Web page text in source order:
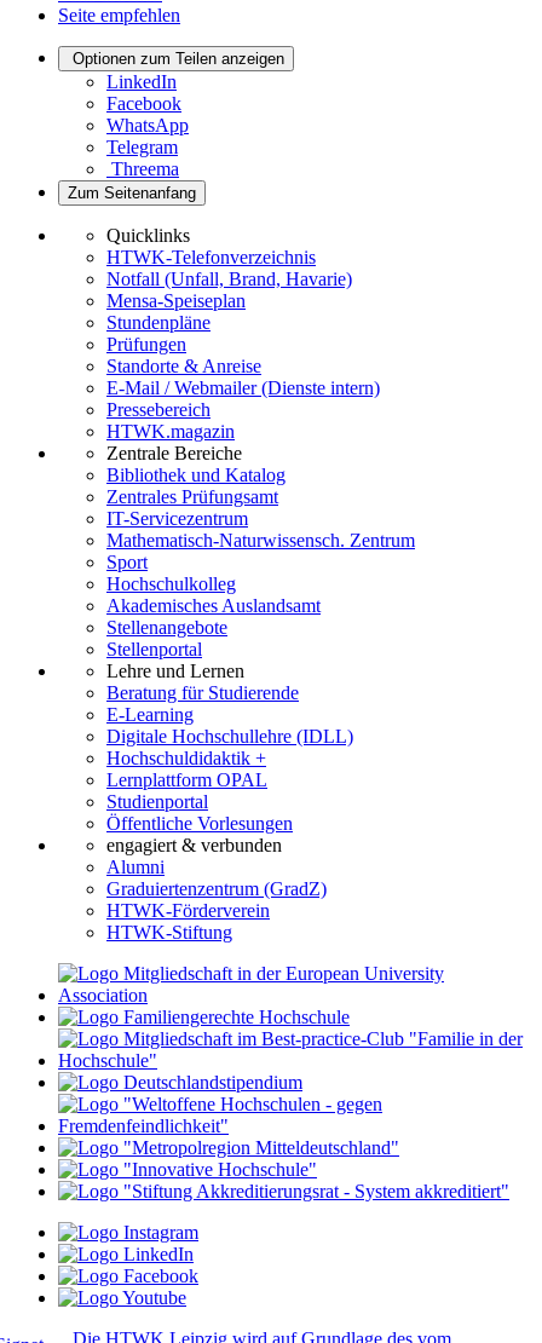
Seite empfehlen
Optionen zum Teilen anzeigen
LinkedIn
Facebook
WhatsApp
Telegram
Threema
Zum Seitenanfang
Quicklinks
HTWK-Telefonverzeichnis
Notfall (Unfall, Brand, Havarie)
Mensa-Speiseplan
Stundenpläne
Prüfungen
Standorte & Anreise
E-Mail / Webmailer (Dienste intern)
Pressebereich
HTWK.magazin
Zentrale Bereiche
Bibliothek und Katalog
Zentrales Prüfungsamt
IT-Servicezentrum
Mathematisch-Naturwissensch. Zentrum
Sport
Hochschulkolleg
Akademisches Auslandsamt
Stellenangebote
Stellenportal
Lehre und Lernen
Beratung für Studierende
E-Learning
Digitale Hochschullehre (IDLL)
Hochschuldidaktik +
Lernplattform OPAL
Studienportal
Öffentliche Vorlesungen
engagiert & verbunden
Alumni
Graduiertenzentrum (GradZ)
HTWK-Förderverein
HTWK-Stiftung